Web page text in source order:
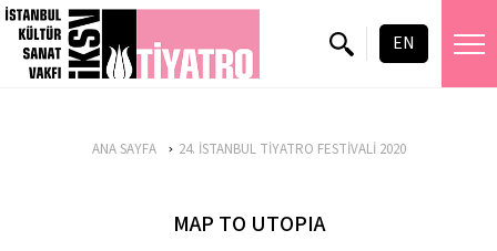
EN
ANA SAYFA 24. İSTANBUL TİYATRO FESTİVALİ 2020
MAP TO UTOPIA